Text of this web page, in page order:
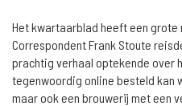
Het kwartaarblad heeft een
Correspondent Frank Stoute
prachtig verhaal optekende over
tegenwoordig online besteld kan
maar ook een brouwerij met een